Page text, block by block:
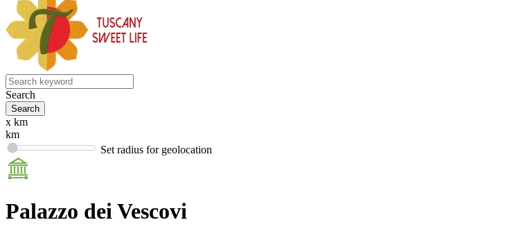
Search
x km
km
Set radius for geolocation
Palazzo dei Vescovi